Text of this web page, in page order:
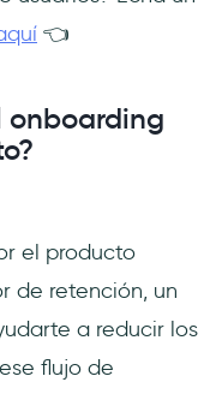
👈
onboarding
el producto
de retención, un
a reducir los
flujo de